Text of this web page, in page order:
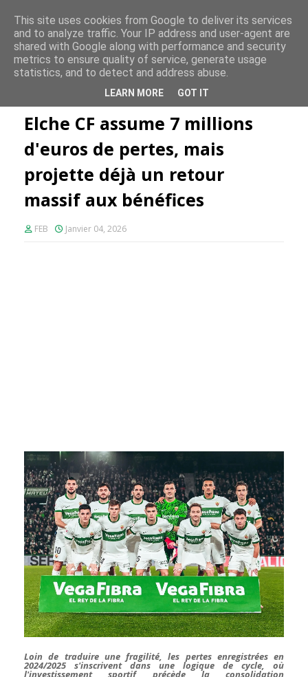
FE PLUS
mais projette déjà un retour massif aux bénéfices
Elche CF assume 7 millions
d'euros de pertes, mais
projette déjà un retour
massif aux bénéfices
FEB Janvier 04, 2026
Loin de traduire une fragilité, les pertes enregistrées en
2024/2025 s'inscrivent dans une logique de cycle, où
l'investissement sportif précède la consolidation
This site uses cookies from Google to deliver its services
and to analyze traffic. Your IP address and user-agent are
shared with Google along with performance and security
metrics to ensure quality of service, generate usage
statistics, and to detect and address abuse.
LEARN MORE GOT IT